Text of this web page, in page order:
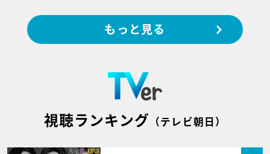
もっと見る
視聴ランキング （テレビ朝日）